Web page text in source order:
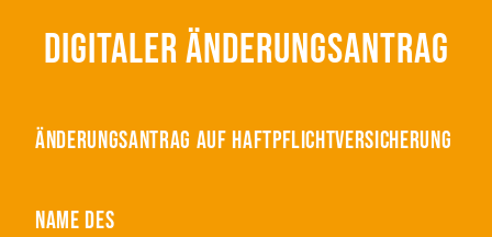
Digitaler Änderungsantrag
Änderungsantrag auf Haftpflichtversicherung
Name des